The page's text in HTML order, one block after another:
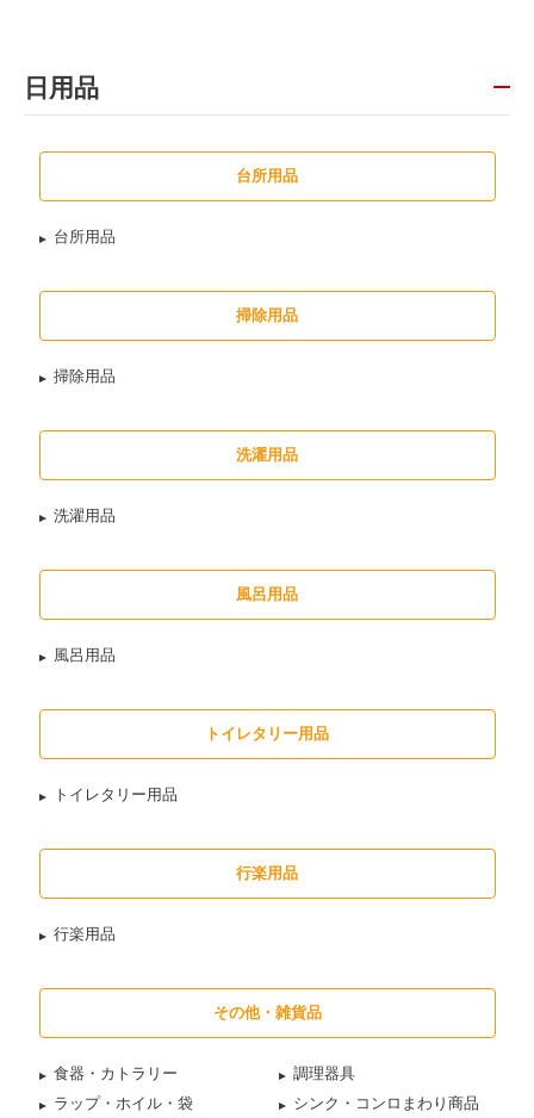
日用品
台所用品
台所用品
掃除用品
掃除用品
洗濯用品
洗濯用品
風呂用品
風呂用品
トイレタリー用品
トイレタリー用品
行楽用品
行楽用品
その他・雑貨品
食器・カトラリー
調理器具
ラップ・ホイル・袋
シンク・コンロまわり商品